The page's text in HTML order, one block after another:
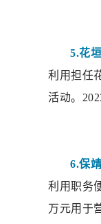
5.花
利用担任
活动。
6.保
利用职务
万元用于